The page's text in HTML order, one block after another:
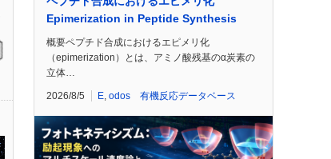
Epimerization in Peptide Synthesis
概要ペプチド合成におけるエピメリ化
（epimerization）とは、アミノ酸残基のα炭素の
立体…
2026/8/5 E, odos 有機反応データベース